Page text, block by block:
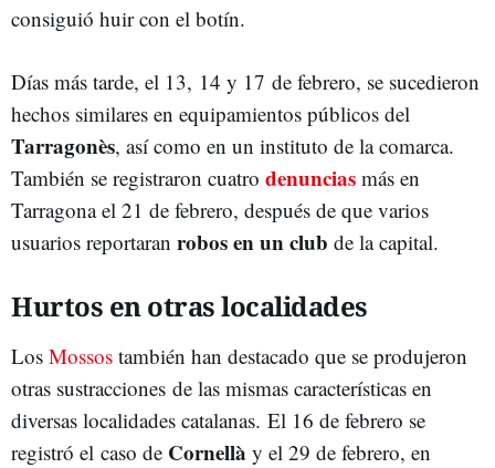
consiguió huir con el botín.
Días más tarde, el 13, 14 y 17 de febrero, se sucedieron
hechos similares en equipamientos públicos del
Tarragonès, así como en un instituto de la comarca.
También se registraron cuatro denuncias más en
Tarragona el 21 de febrero, después de que varios
usuarios reportaran robos en un club de la capital.
Hurtos en otras localidades
Los Mossos también han destacado que se produjeron
otras sustracciones de las mismas características en
diversas localidades catalanas. El 16 de febrero se
registró el caso de Cornellà y el 29 de febrero, en